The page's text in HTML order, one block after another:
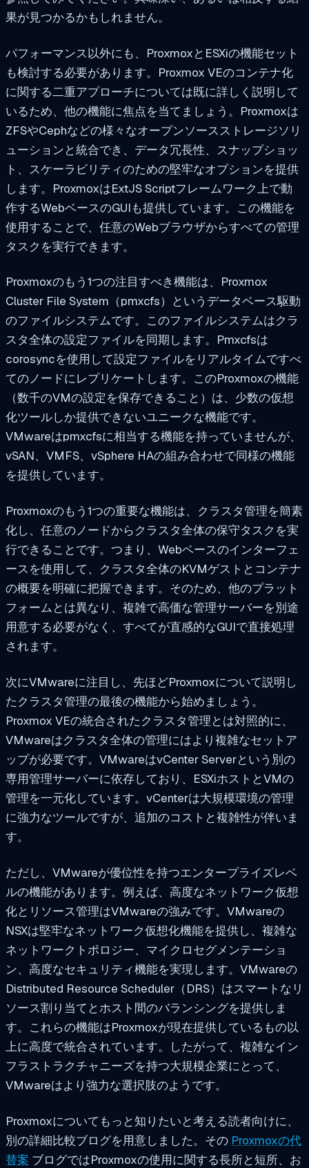
果が見つかるかもしれません。
パフォーマンス以外にも、ProxmoxとESXiの機能セット
も検討する必要があります。Proxmox VEのコンテナ化
に関する二重アプローチについては既に詳しく説明して
いるため、他の機能に焦点を当てましょう。Proxmoxは
ZFSやCephなどの様々なオープンソースストレージソリ
ューションと統合でき、データ冗長性、スナップショッ
ト、スケーラビリティのための堅牢なオプションを提供
します。ProxmoxはExtJS Scriptフレームワーク上で動
作するWebベースのGUIも提供しています。この機能を
使用することで、任意のWebブラウザからすべての管理
タスクを実行できます。
Proxmoxのもう1つの注目すべき機能は、Proxmox
Cluster File System（pmxcfs）というデータベース駆動
のファイルシステムです。このファイルシステムはクラ
スタ全体の設定ファイルを同期します。Pmxcfsは
corosyncを使用して設定ファイルをリアルタイムですべ
てのノードにレプリケートします。このProxmoxの機能
（数千のVMの設定を保存できること）は、少数の仮想
化ツールしか提供できないユニークな機能です。
VMwareはpmxcfsに相当する機能を持っていませんが、
vSAN、VMFS、vSphere HAの組み合わせで同様の機能
を提供しています。
Proxmoxのもう1つの重要な機能は、クラスタ管理を簡素
化し、任意のノードからクラスタ全体の保守タスクを実
行できることです。つまり、Webベースのインターフェ
ースを使用して、クラスタ全体のKVMゲストとコンテナ
の概要を明確に把握できます。そのため、他のプラット
フォームとは異なり、複雑で高価な管理サーバーを別途
用意する必要がなく、すべてが直感的なGUIで直接処理
されます。
次にVMwareに注目し、先ほどProxmoxについて説明し
たクラスタ管理の最後の機能から始めましょう。
Proxmox VEの統合されたクラスタ管理とは対照的に、
VMwareはクラスタ全体の管理にはより複雑なセットア
ップが必要です。VMwareはvCenter Serverという別の
専用管理サーバーに依存しており、ESXiホストとVMの
管理を一元化しています。vCenterは大規模環境の管理
に強力なツールですが、追加のコストと複雑性が伴いま
す。
ただし、VMwareが優位性を持つエンタープライズレベ
ルの機能があります。例えば、高度なネットワーク仮想
化とリソース管理はVMwareの強みです。VMwareの
NSXは堅牢なネットワーク仮想化機能を提供し、複雑な
ネットワークトポロジー、マイクロセグメンテーショ
ン、高度なセキュリティ機能を実現します。VMwareの
Distributed Resource Scheduler（DRS）はスマートなリ
ソース割り当てとホスト間のバランシングを提供しま
す。これらの機能はProxmoxが現在提供しているもの以
上に高度で統合されています。したがって、複雑なイン
フラストラクチャニーズを持つ大規模企業にとって、
VMwareはより強力な選択肢のようです。
Proxmoxについてもっと知りたいと考える読者向けに、
別の詳細比較ブログを用意しました。その Proxmoxの代
替案 ブログではProxmoxの使用に関する長所と短所、お